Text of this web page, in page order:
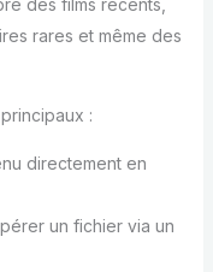
des films récents,
rares et même des
:
directement en
un fichier via un